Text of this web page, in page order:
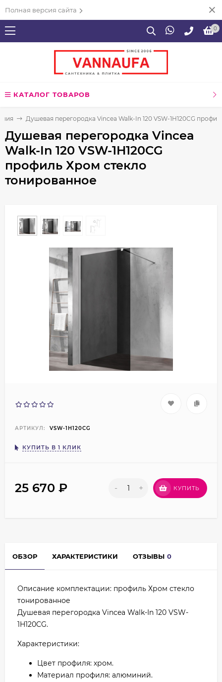
Полная версия сайта
0
КАТАЛОГ ТОВАРОВ
Душевая перегородка Vincea Walk-In 120 VSW-1H120CG
Душевая перегородка Vincea
Walk-In 120 VSW-1H120CG
профиль Хром стекло
тонированное
АРТИКУЛ: VSW-1H120CG
КУПИТЬ В 1 КЛИК
25 670 ₽ - + КУПИТЬ
ОБЗОР ХАРАКТЕРИСТИКИ ОТЗЫВЫ 0
Описание комплектации: профиль Хром стекло
тонированное
Душевая перегородка Vincea Walk-In 120 VSW-
1H120CG.
Характеристики:
Цвет профиля: хром.
Материал профиля: алюминий.